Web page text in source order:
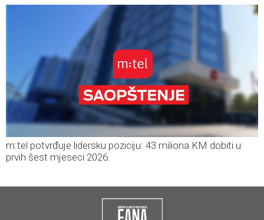
m:tel potvrđuje lidersku poziciju: 43 miliona KM dobiti u
prvih šest mjeseci 2026.